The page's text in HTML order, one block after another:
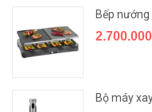
Bếp
Bộ máy